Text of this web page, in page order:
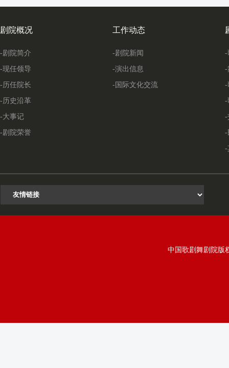
剧院概况
-剧院简介
-现任领导
-历任院长
-历史沿革
-大事记
-剧院荣誉
工作动态
-剧院新闻
-演出信息
-国际文化交流
-
-
-
-
-
-
-
中国歌剧舞剧院版